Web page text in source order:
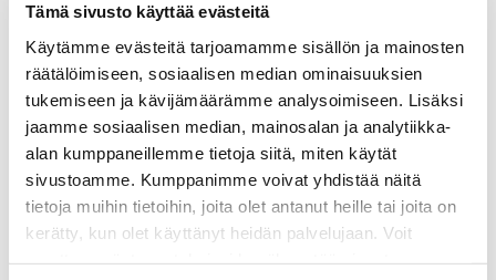
Tämä sivusto käyttää evästeitä
Käytämme evästeitä tarjoamamme sisällön ja mainosten
räätälöimiseen, sosiaalisen median ominaisuuksien
tukemiseen ja kävijämäärämme analysoimiseen. Lisäksi
jaamme sosiaalisen median, mainosalan ja analytiikka-
alan kumppaneillemme tietoja siitä, miten käytät
sivustoamme. Kumppanimme voivat yhdistää näitä
tietoja muihin tietoihin, joita olet antanut heille tai joita on
kerätty, kun olet käyttänyt heidän palvelujaan. Voit
hahmottua vähitellen, kun
he jakoivat ajatuksiaan
hankalassa
elämäntilanteessa.
Koreografi ohjaa myös
luonnollista liikettä —
show ei rakennu
yhdessä yössä